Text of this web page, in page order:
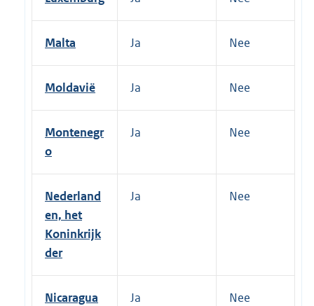
Malta Ja Nee
Moldavië Ja Nee
Montenegr
o
Ja Nee
Nederland
en, het
Koninkrijk
der
Ja Nee
Nicaragua Ja Nee